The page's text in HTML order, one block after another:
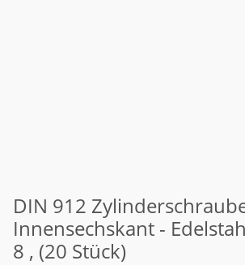
DIN 912
Innensechskant -
8 , (20 Stück)